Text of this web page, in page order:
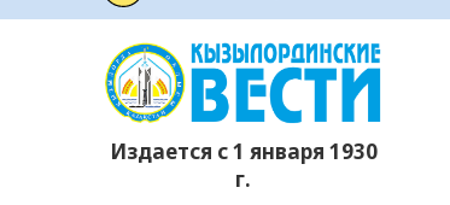
Издается с 1 января 1930
г.